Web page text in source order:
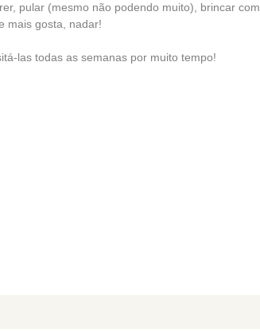
pular (mesmo não podendo muito), brincar com
mais gosta, nadar!
las todas as semanas por muito tempo!